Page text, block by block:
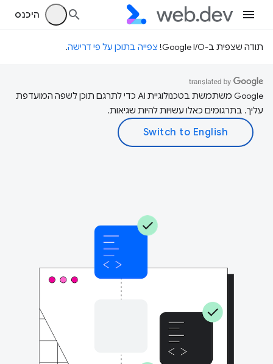
היכנס
תודה שצפית ב-Google I/O! צפייה בתוכן על פי דרישה.
‫Google משתמשת בטכנולוגיית AI כדי לתרגם תוכן לשפה המועדפת
עליך. בתרגומים כאלו עשויות להיות שגיאות.